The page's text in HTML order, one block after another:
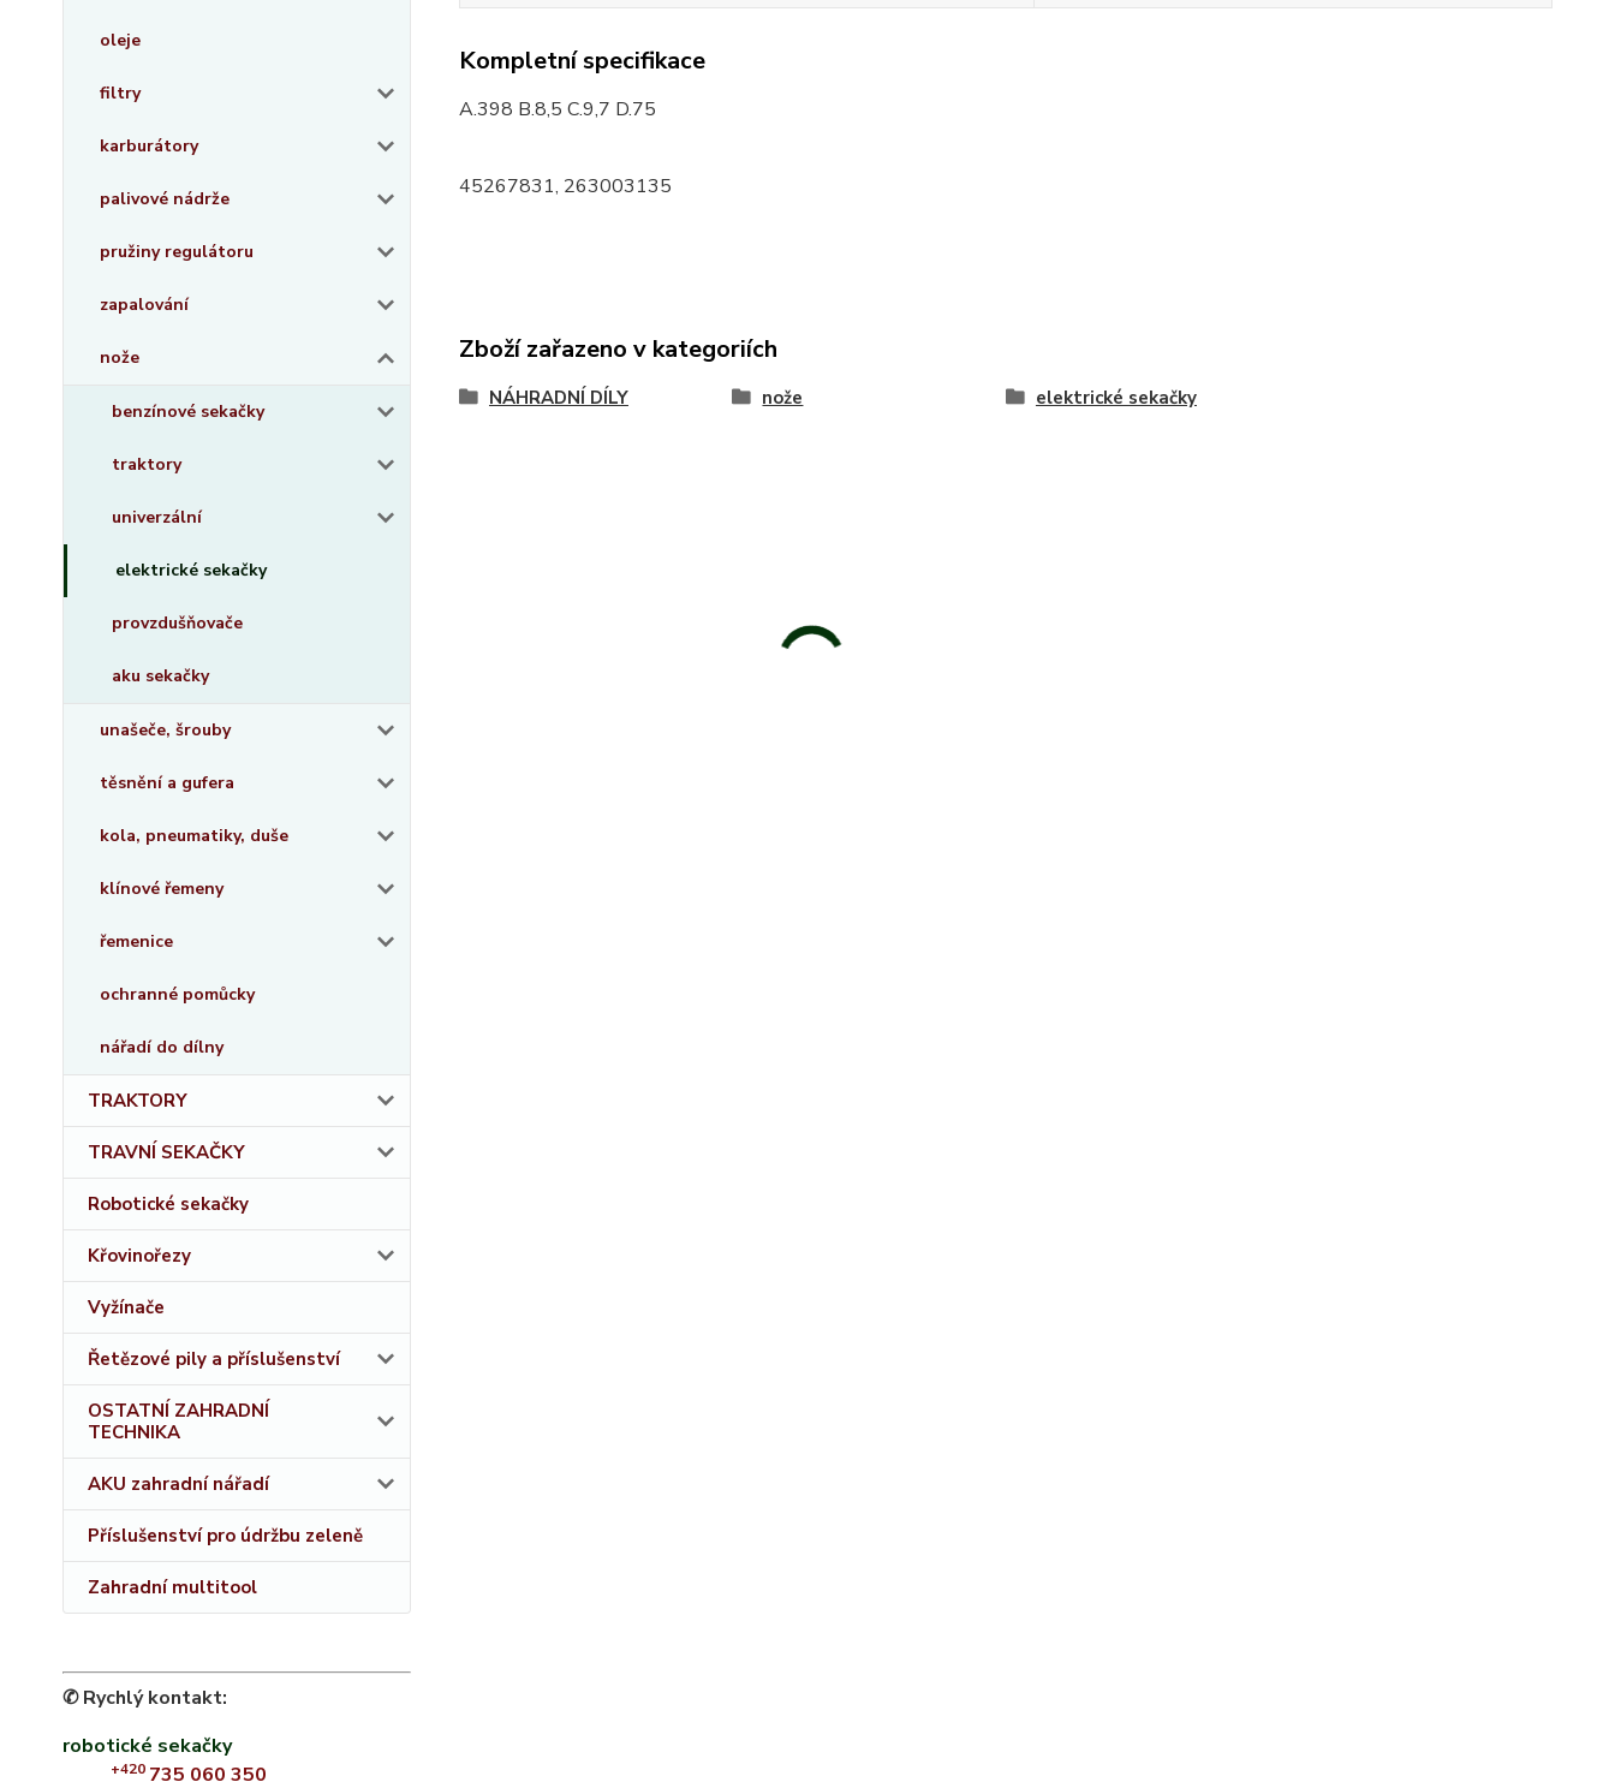
oleje
filtry
karburátory
palivové nádrže
pružiny regulátoru
zapalování
nože
benzínové sekačky
traktory
univerzální
elektrické sekačky
provzdušňovače
aku sekačky
unašeče, šrouby
těsnění a gufera
kola, pneumatiky, duše
klínové řemeny
řemenice
ochranné pomůcky
nářadí do dílny
TRAKTORY
TRAVNÍ SEKAČKY
Robotické sekačky
Křovinořezy
Vyžínače
Řetězové pily a příslušenství
OSTATNÍ ZAHRADNÍ
TECHNIKA
AKU zahradní nářadí
Příslušenství pro údržbu zeleně
Zahradní multitool
✆ Rychlý kontakt:
robotické sekačky
+420 735 060 350
Kompletní specifikace
A.398 B.8,5 C.9,7 D.75
45267831, 263003135
Zboží zařazeno v kategoriích
NÁHRADNÍ DÍLY nože elektrické sekačky